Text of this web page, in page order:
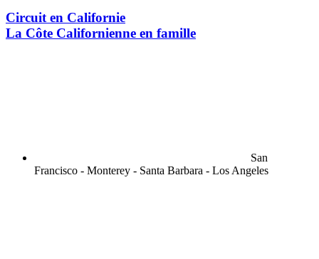
Circuit en Californie
La Côte Californienne en famille
San
Francisco - Monterey - Santa Barbara - Los Angeles